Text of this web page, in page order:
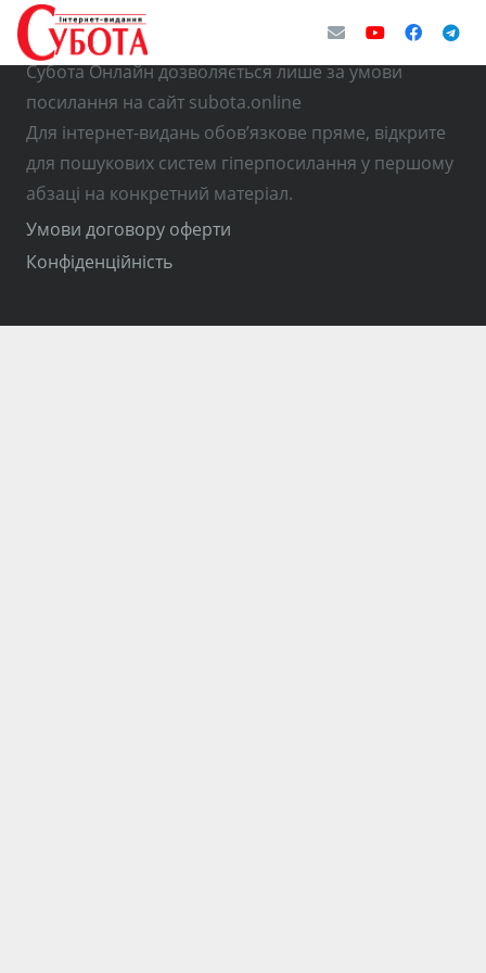
© Використання матеріалів з інтернет-видання
Субота Онлайн дозволяється лише за умови
посилання на сайт subota.online
Для інтернет-видань обов’язкове пряме, відкрите
для пошукових систем гіперпосилання у першому
абзаці на конкретний матеріал.
Умови договору оферти
Конфіденційність